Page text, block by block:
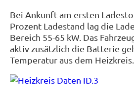
Bei Ankunft am ersten
Prozent Ladestand lag die
Bereich 55-65 kW. Das
aktiv zusätzlich die Batterie
Temperatur aus dem Heizkreis.